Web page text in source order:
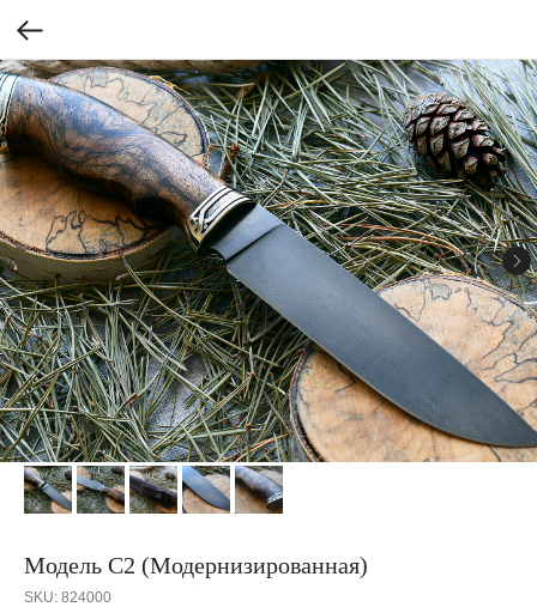
Модель С2 (Модернизированная)
SKU: 824000